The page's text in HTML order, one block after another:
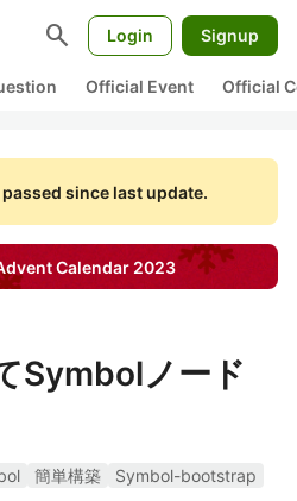
search Login Signup
Official Event Official
since last update.
Calendar 2023
Symbolノード
簡単構築
Symbol-bootstrap